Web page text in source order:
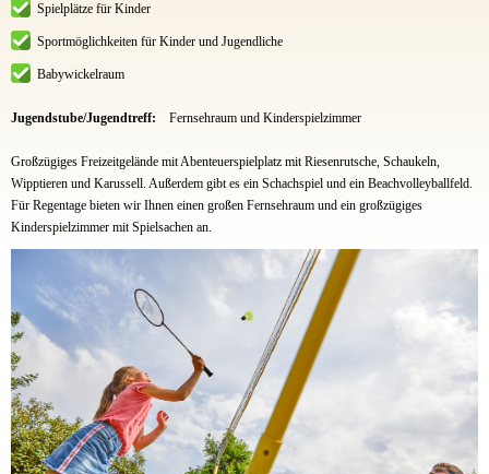
Spielplätze für Kinder
Sportmöglichkeiten für Kinder und Jugendliche
Babywickelraum
Jugendstube/Jugendtreff: Fernsehraum und Kinderspielzimmer
Großzügiges Freizeitgelände mit Abenteuerspielplatz mit Riesenrutsche, Schaukeln,
Wipptieren und Karussell. Außerdem gibt es ein Schachspiel und ein Beachvolleyballfeld.
Für Regentage bieten wir Ihnen einen großen Fernsehraum und ein großzügiges
Kinderspielzimmer mit Spielsachen an.